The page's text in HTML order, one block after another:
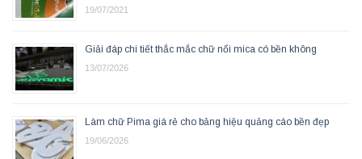
19/07/2021
Giải đáp chi tiết thắc mắc chữ nổi mica có bền không
13/07/2026
Làm chữ Pima giá rẻ cho bảng hiệu quảng cáo bền đẹp
19/06/2026